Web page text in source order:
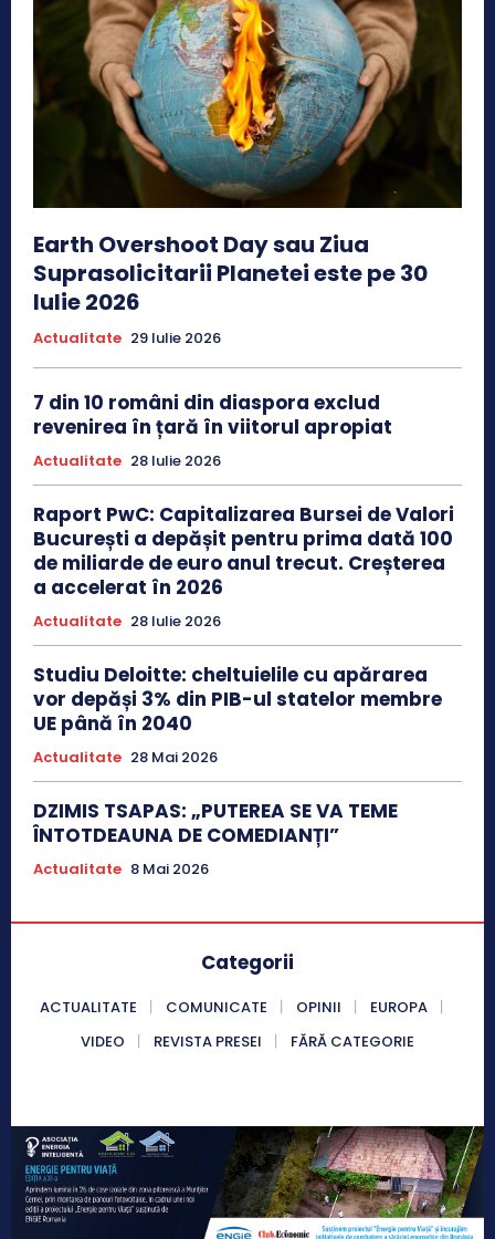
Earth Overshoot Day sau Ziua
Suprasolicitarii Planetei este pe 30
Iulie 2026
Actualitate 29 Iulie 2026
7 din 10 români din diaspora exclud
revenirea în țară în viitorul apropiat
Actualitate 28 Iulie 2026
Raport PwC: Capitalizarea Bursei de Valori
București a depășit pentru prima dată 100
de miliarde de euro anul trecut. Creșterea
a accelerat în 2026
Actualitate 28 Iulie 2026
Studiu Deloitte: cheltuielile cu apărarea
vor depăși 3% din PIB-ul statelor membre
UE până în 2040
Actualitate 28 Mai 2026
DZIMIS TSAPAS: „PUTEREA SE VA TEME
ÎNTOTDEAUNA DE COMEDIANȚI”
Actualitate 8 Mai 2026
Categorii
ACTUALITATE COMUNICATE OPINII
EUROPA
VIDEO
REVISTA PRESEI FĂRĂ CATEGORIE